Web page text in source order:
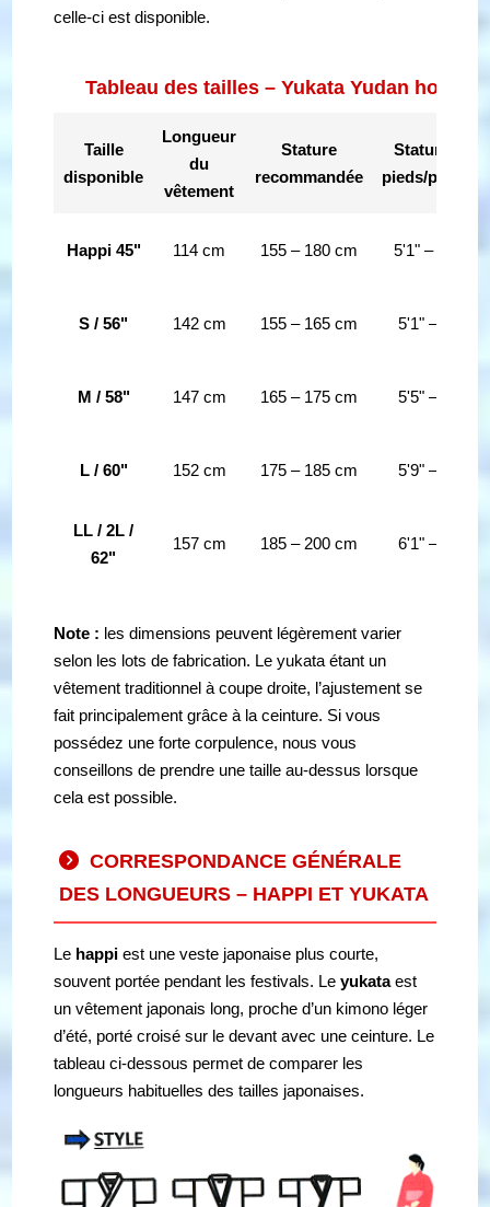
celle-ci est disponible.
Tableau des tailles – Yukata Yudan
Taille
disponible
Longueur
du
vêtement
Stature
recommandée
Stature en
pieds/pouces
Happi 45" 114 cm 155 – 180 cm 5'1" – 5'11"
S / 56" 142 cm 155 – 165 cm 5'1" – 5'5"
M / 58" 147 cm 165 – 175 cm 5'5" – 5'9"
L / 60" 152 cm 175 – 185 cm 5'9" – 6'1"
LL / 2L /
62"
157 cm 185 – 200 cm 6'1" – 6'7"
Note : les dimensions peuvent légèrement varier
selon les lots de fabrication. Le yukata étant un
vêtement traditionnel à coupe droite, l’ajustement se
fait principalement grâce à la ceinture. Si vous
possédez une forte corpulence, nous vous
conseillons de prendre une taille au-dessus lorsque
cela est possible.
CORRESPONDANCE GÉNÉRALE
DES LONGUEURS – HAPPI ET YUKATA
Le happi est une veste japonaise plus courte,
souvent portée pendant les festivals. Leyukataest
un vêtement japonais long, proche d’un kimono léger
d’été, porté croisé sur le devant avec une ceinture. Le
tableau ci-dessous permet de comparer les
longueurs habituelles des tailles japonaises.